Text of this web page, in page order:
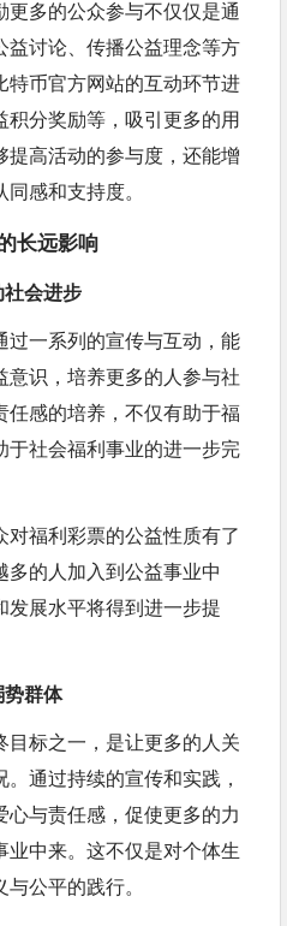
更多的公众参与不仅仅是通
益讨论、传播公益理念等方
特币官方网站的互动环节进
分奖励等，吸引更多的用
提高活动的参与度，还能增
感和支持度。
长远影响
社会进步
过一系列的宣传与互动，能
意识，培养更多的人参与社
任感的培养，不仅有助于福
于社会福利事业的进一步完
对福利彩票的公益性质有了
多的人加入到公益事业中
发展水平将得到进一步提
势群体
目标之一，是让更多的人关
通过持续的宣传和实践，
心与责任感，促使更多的力
业中来。这不仅是对个体生
公平的践行。